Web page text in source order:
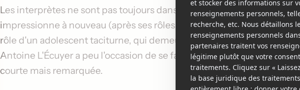
Les interprètes ne sont pas toujours dans le même ton, mais le jeune
impressionne à nouveau (après ses rôles dans les films belgesLes
rôle d'un adolescent taciturne, qui demeure crédible malgré le
Antoine L'Écuyer a peu l'occasion de se faire valoir, tandis que
courte mais remarquée.